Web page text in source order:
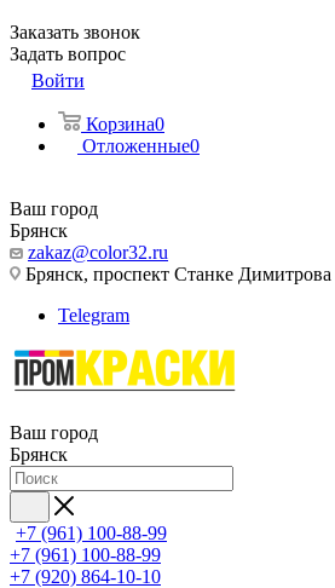
Заказать звонок
Задать вопрос
Войти
Корзина0
Отложенные0
Ваш город
Брянск
zakaz@color32.ru
Брянск, проспект Станке
Telegram
Ваш город
Брянск
+7 (961) 100-88-99
+7 (961) 100-88-99
+7 (920) 864-10-10